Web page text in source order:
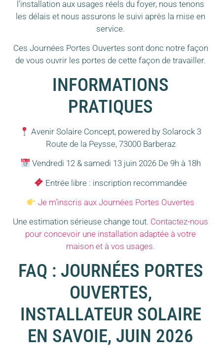
l’installation aux usages réels du foyer, nous tenons
les délais et nous assurons le suivi après la mise en
service.
Ces Journées Portes Ouvertes sont donc notre façon
de vous ouvrir les portes de cette façon de travailler.
INFORMATIONS
PRATIQUES
Avenir Solaire Concept, powered by Solarock 3
Route de la Peysse, 73000 Barberaz
Vendredi 12 & samedi 13 juin 2026 De 9h à 18h
Entrée libre : inscription recommandée
Je m’inscris aux Journées Portes Ouvertes
Une estimation sérieuse change tout. Contactez-nous
pour concevoir une installation adaptée à votre
maison et à vos usages.
FAQ : JOURNÉES PORTES
OUVERTES,
INSTALLATEUR SOLAIRE
EN SAVOIE, JUIN 2026